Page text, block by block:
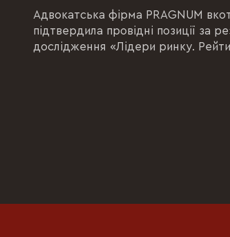
Адвокатська фірма PRAGNUM
підтвердила провідні позиції за
дослідження «Лідери ринку.